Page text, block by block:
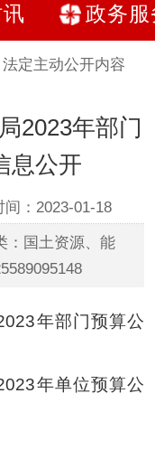
政务服
法定主动公开内容
2023年部门
息公开
间：2023-01-18
国土资源、能
年部门预算公
年单位预算公